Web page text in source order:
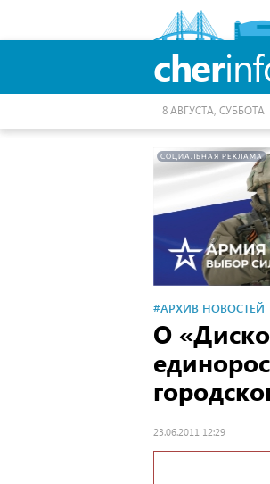
cher
8 АВГУСТА, СУББОТА
СОЦИАЛЬНАЯ РЕКЛАМА
#АРХИВ НОВОСТЕЙ
О
23.06.2011 12:29